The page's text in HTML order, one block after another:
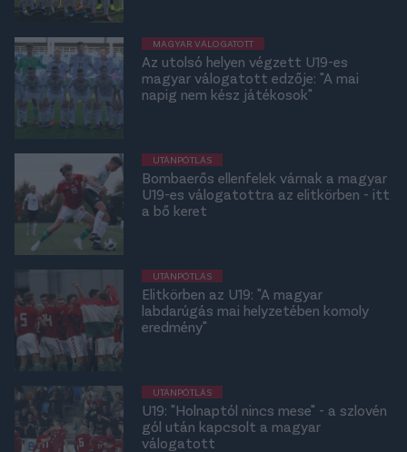
MAGYAR VÁLOGATOTT
Az utolsó helyen végzett U19-es
magyar válogatott edzője: "A mai
napig nem kész játékosok"
UTÁNPÓTLÁS
Bombaerős ellenfelek várnak a magyar
U19-es válogatottra az elitkörben - itt
a bő keret
UTÁNPÓTLÁS
Elitkörben az U19: "A magyar
labdarúgás mai helyzetében komoly
eredmény"
UTÁNPÓTLÁS
U19: "Holnaptól nincs mese" - a szlovén
gól után kapcsolt a magyar
válogatott